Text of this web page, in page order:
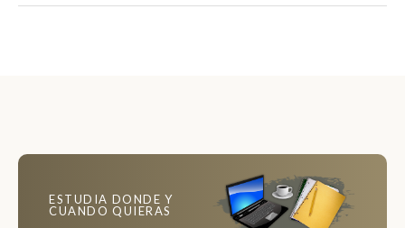
ESTUDIA DONDE Y
CUANDO QUIERAS